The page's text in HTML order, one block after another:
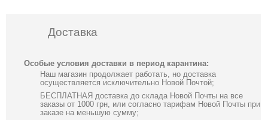
Доставка
Особые условия доставки в период карантина:
Наш магазин продолжает работать, но доставка
осуществляется исключительно Новой Почтой;
БЕСПЛАТНАЯ доставка до склада Новой Почты на все
заказы от 1000 грн, или согласно тарифам Новой Почты при
заказе на меньшую сумму;